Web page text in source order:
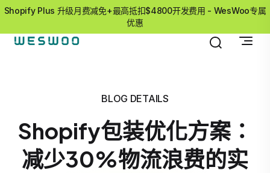
Shopify Plus 升级月费减免+最高抵扣$4800开发费用 - WesWoo专属
优惠
BLOG DETAILS
Shopify包装优化方案：
减少30%物流浪费的实